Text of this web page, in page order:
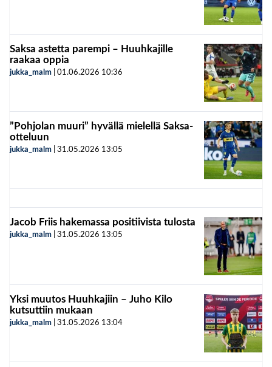
Saksa astetta parempi – Huuhkajille
raakaa oppia
jukka_malm 01.06.2026 10:36
”Pohjolan muuri” hyvällä mielellä Saksa-
otteluun
jukka_malm 31.05.2026 13:05
Jacob Friis hakemassa positiivista tulosta
jukka_malm 31.05.2026 13:05
Yksi muutos Huuhkajiin – Juho Kilo
kutsuttiin mukaan
jukka_malm 31.05.2026 13:04